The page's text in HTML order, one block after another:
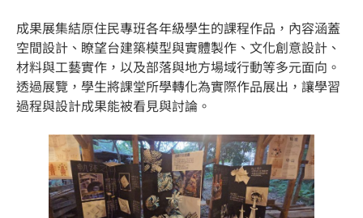
成果展集結原住民專班各年級學生的課程作品，內容涵蓋
空間設計、瞭望台建築模型與實體製作、文化創意設計、
材料與工藝實作，以及部落與地方場域行動等多元面向。
透過展覽，學生將課堂所學轉化為實際作品展出，讓學習
過程與設計成果能被看見與討論。